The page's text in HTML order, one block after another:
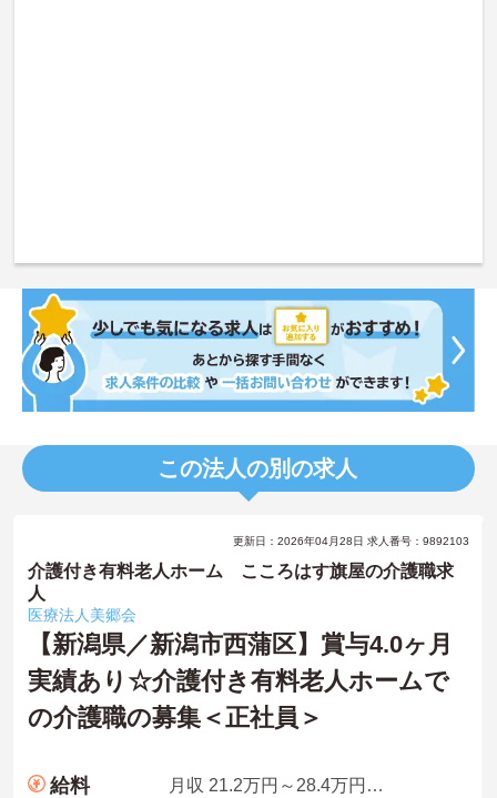
この法人の別の求人
更新日：2026年04月28日 求人番号：9892103
介護付き有料老人ホーム こころはす旗屋の介護職求
人
医療法人美郷会
【新潟県／新潟市西蒲区】賞与4.0ヶ月
実績あり☆介護付き有料老人ホームで
の介護職の募集＜正社員＞
給料 月収 21.2万円～28.4万円程度※夜勤4回想定